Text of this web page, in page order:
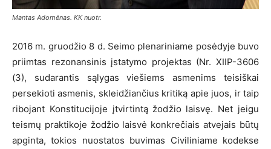
Mantas Adomėnas. KK nuotr.
2016 m. gruodžio 8 d. Seimo plenariniame posėdyje buvo
priimtas rezonansinis įstatymo projektas (Nr. XIIP-3606
(3), sudarantis sąlygas viešiems asmenims teisiškai
persekioti asmenis, skleidžiančius kritiką apie juos, ir taip
ribojant Konstitucijoje įtvirtintą žodžio laisvę. Net jeigu
teismų praktikoje žodžio laisvė konkrečiais atvejais būtų
apginta, tokios nuostatos buvimas Civiliniame kodekse